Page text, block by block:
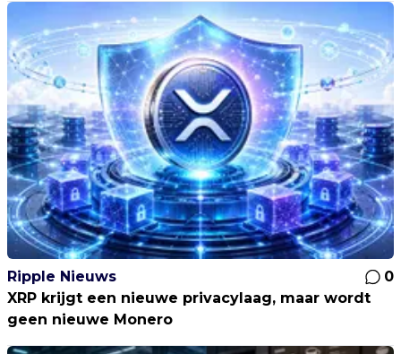
Ripple Nieuws
0
XRP krijgt een nieuwe privacylaag, maar wordt
geen nieuwe Monero